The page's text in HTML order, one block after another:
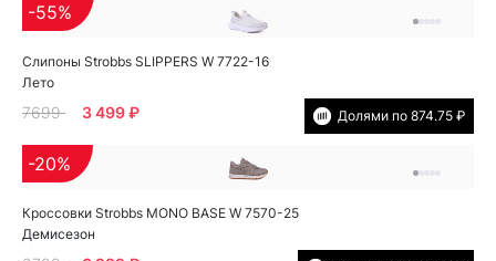
Слипоны Strobbs SLIPPERS W 7722-16
Лето
-55%
7699 3 499 ₽ Долями по 874.75 ₽
Кроссовки Strobbs MONO BASE W 7570-25
Демисезон
-20%